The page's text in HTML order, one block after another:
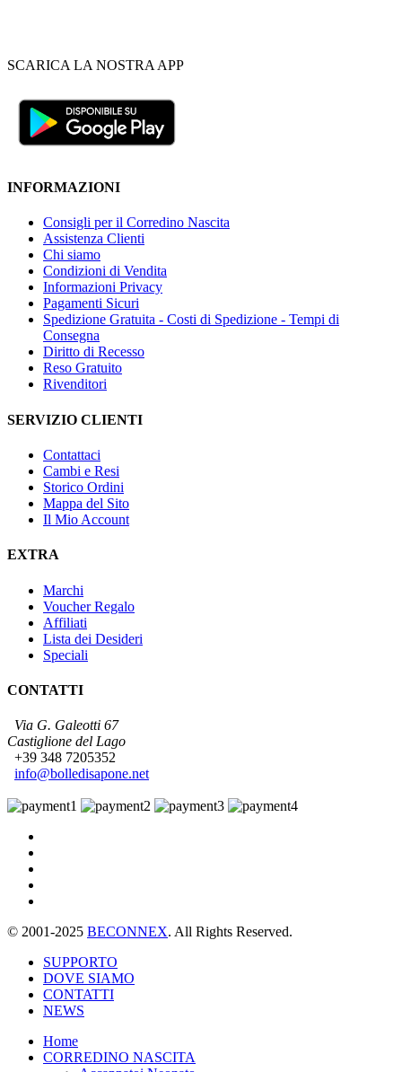
SCARICA LA NOSTRA APP
INFORMAZIONI
Consigli per il Corredino Nascita
Assistenza Clienti
Chi siamo
Condizioni di Vendita
Informazioni Privacy
Pagamenti Sicuri
Spedizione Gratuita - Costi di Spedizione - Tempi di
Consegna
Diritto di Recesso
Reso Gratuito
Rivenditori
SERVIZIO CLIENTI
Contattaci
Cambi e Resi
Storico Ordini
Mappa del Sito
Il Mio Account
EXTRA
Marchi
Voucher Regalo
Affiliati
Lista dei Desideri
Speciali
CONTATTI
Via G. Galeotti 67
Castiglione del Lago
+39 348 7205352
info@bolledisapone.net
© 2001-2025 BECONNEX. All Rights Reserved.
SUPPORTO
DOVE SIAMO
CONTATTI
NEWS
Home
CORREDINO NASCITA